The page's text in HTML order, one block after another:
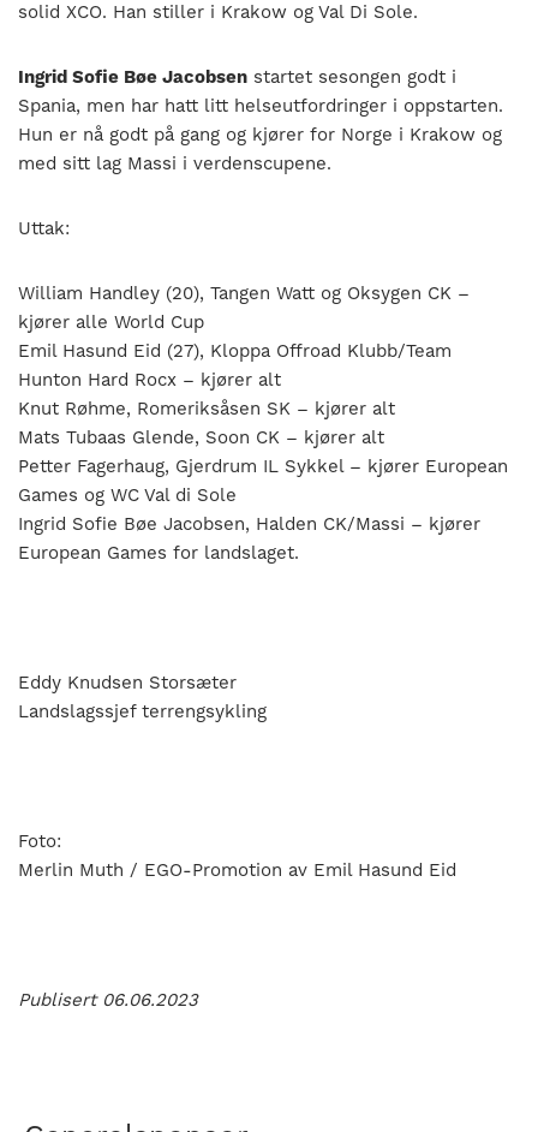
solid XCO. Han stiller i Krakow og Val Di Sole.
Ingrid Sofie Bøe Jacobsen startet sesongen godt i
Spania, men har hatt litt helseutfordringer i oppstarten.
Hun er nå godt på gang og kjører for Norge i Krakow og
med sitt lag Massi i verdenscupene.
Uttak:
William Handley (20), Tangen Watt og Oksygen CK –
kjører alle World Cup
Emil Hasund Eid (27), Kloppa Offroad Klubb/Team
Hunton Hard Rocx – kjører alt
Knut Røhme, Romeriksåsen SK – kjører alt
Mats Tubaas Glende, Soon CK – kjører alt
Petter Fagerhaug, Gjerdrum IL Sykkel – kjører European
Games og WC Val di Sole
Ingrid Sofie Bøe Jacobsen, Halden CK/Massi – kjører
European Games for landslaget.
Eddy Knudsen Storsæter
Landslagssjef terrengsykling
Foto:
Merlin Muth / EGO-Promotion av Emil Hasund Eid
Publisert 06.06.2023